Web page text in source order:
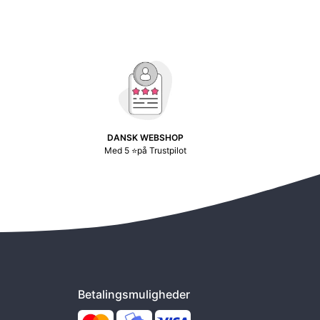
DANSK WEBSHOP
Med 5 ⭐på Trustpilot
Betalingsmuligheder